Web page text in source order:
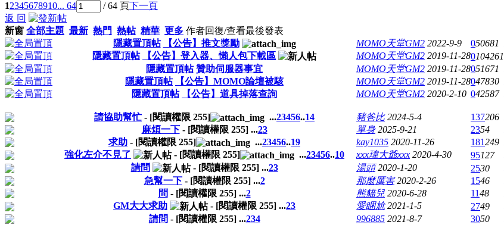
12345678910... 64 / 64 頁下一頁
返 回
新窗 全部主題 最新 熱門 熱帖 精華 更多 作者回復/查看最後發表
隱藏置頂帖
【公告】推文獎勵 MOMO天堂GM2 2022-9-9 050681
隱藏置頂帖
【公告】登入器、懶人包下載區 MOMO天堂GM2 2019-11-280104261
隱藏置頂帖 贊助伺服器事宜 MOMO天堂GM2 2019-11-28051671
隱藏置頂帖
【公告】MOMO論壇被駭 MOMO天堂GM2 2019-11-28047830
隱藏置頂帖
【公告】道具掉落查詢 MOMO天堂GM2 2020-2-10 042587
請協助幫忙- [閱讀權限 255] ...23456..14 豬爸比 2024-5-4 137206
麻煩一下- [閱讀權限 255]...23 單身 2025-9-21 2354
求助 - [閱讀權限 255] ...23456..19 kay1035 2020-11-26 181249
強化左介不見了
- [閱讀權限 255] ...23456..10 xxx瑋大爺xxx 2020-4-30 95127
請問
- [閱讀權限 255]...23 湯頭 2020-1-20 2530
急幫一下- [閱讀權限 255]...2 那麼厲害 2020-2-26 1546
問 - [閱讀權限 255]...2 熊貓兒 2020-6-28 1148
GM大大求助
- [閱讀權限 255] ...23 愛睏尬 2021-1-5 2749
請問 - [閱讀權限 255]...234 996885 2021-8-7 3050